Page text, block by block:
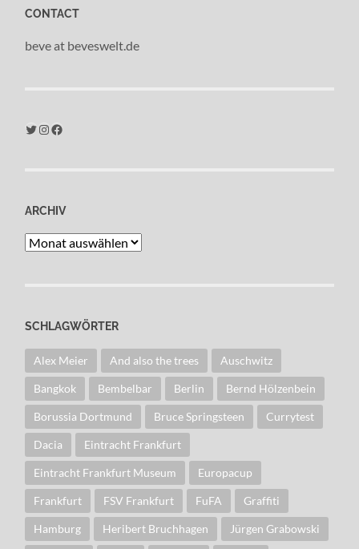
CONTACT
beve at beveswelt.de
Twitter Instagram Facebook
ARCHIV
Archiv
SCHLAGWÖRTER
Alex Meier And also the trees Auschwitz
Bangkok Bembelbar Berlin Bernd Hölzenbein
Borussia Dortmund Bruce Springsteen Currytest
Dacia Eintracht Frankfurt
Eintracht Frankfurt Museum Europacup
Frankfurt FSV Frankfurt FuFA Graffiti
Hamburg Heribert Bruchhagen Jürgen Grabowski